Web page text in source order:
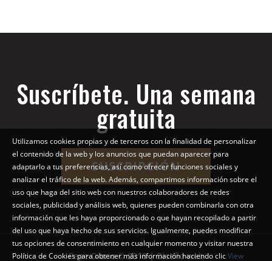
Suscríbete. Una semana
gratuita
SUSCRIPCIÓN
Pepe Diario © 2018 | Diseño web
Utilizamos cookies propias y de terceros con la finalidad de personalizar
el contenido de la web y los anuncios que puedan aparecer para
adaptarlo a tus preferencias, así como ofrecer funciones sociales y
analizar el tráfico de la web. Además, compartimos información sobre el
uso que haga del sitio web con nuestros colaboradores de redes
sociales, publicidad y análisis web, quienes pueden combinarla con otra
información que les haya proporcionado o que hayan recopilado a partir
del uso que haya hecho de sus servicios. Igualmente, puedes modificar
tus opciones de consentimiento en cualquier momento y visitar nuestra
Política de Cookies para obtener más información haciendo clicView